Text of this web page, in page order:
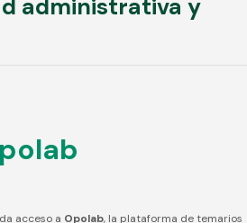
administrativa y
acceso a Opolab, la plataforma de temarios